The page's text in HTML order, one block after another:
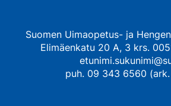
Suomen Uimaopetus- ja
Elimäenkatu 20 A, 3 krs.
puh. 09 343 6560 (ark.